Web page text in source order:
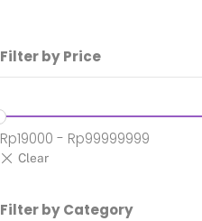
Filter by Price
Rp19000 - Rp99999999
Filter by Category